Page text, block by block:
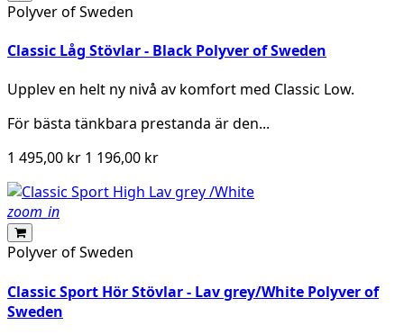
Polyver of Sweden
Classic Låg Stövlar - Black Polyver of Sweden
Upplev en helt ny nivå av komfort med Classic Low.
För bästa tänkbara prestanda är den...
1 495,00 kr 1 196,00 kr
zoom_in
Polyver of Sweden
Classic Sport Hör Stövlar - Lav grey/White Polyver of
Sweden